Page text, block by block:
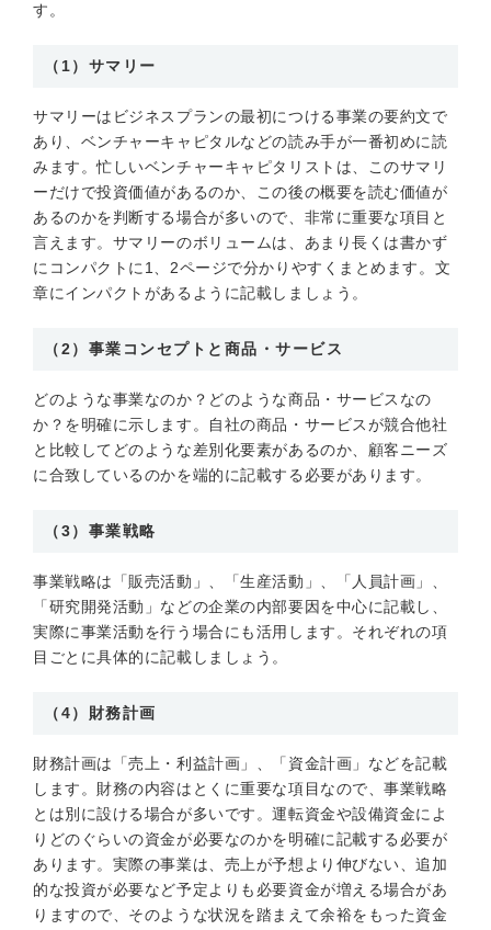
す。
（1）サマリー
サマリーはビジネスプランの最初につける事業の要約文で
あり、ベンチャーキャピタルなどの読み手が一番初めに読
みます。忙しいベンチャーキャピタリストは、このサマリ
ーだけで投資価値があるのか、この後の概要を読む価値が
あるのかを判断する場合が多いので、非常に重要な項目と
言えます。サマリーのボリュームは、あまり長くは書かず
にコンパクトに1、2ページで分かりやすくまとめます。文
章にインパクトがあるように記載しましょう。
（2）事業コンセプトと商品・サービス
どのような事業なのか？どのような商品・サービスなの
か？を明確に示します。自社の商品・サービスが競合他社
と比較してどのような差別化要素があるのか、顧客ニーズ
に合致しているのかを端的に記載する必要があります。
（3）事業戦略
事業戦略は「販売活動」、「生産活動」、「人員計画」、
「研究開発活動」などの企業の内部要因を中心に記載し、
実際に事業活動を行う場合にも活用します。それぞれの項
目ごとに具体的に記載しましょう。
（4）財務計画
財務計画は「売上・利益計画」、「資金計画」などを記載
します。財務の内容はとくに重要な項目なので、事業戦略
とは別に設ける場合が多いです。運転資金や設備資金によ
りどのぐらいの資金が必要なのかを明確に記載する必要が
あります。実際の事業は、売上が予想より伸びない、追加
的な投資が必要など予定よりも必要資金が増える場合があ
りますので、そのような状況を踏まえて余裕をもった資金